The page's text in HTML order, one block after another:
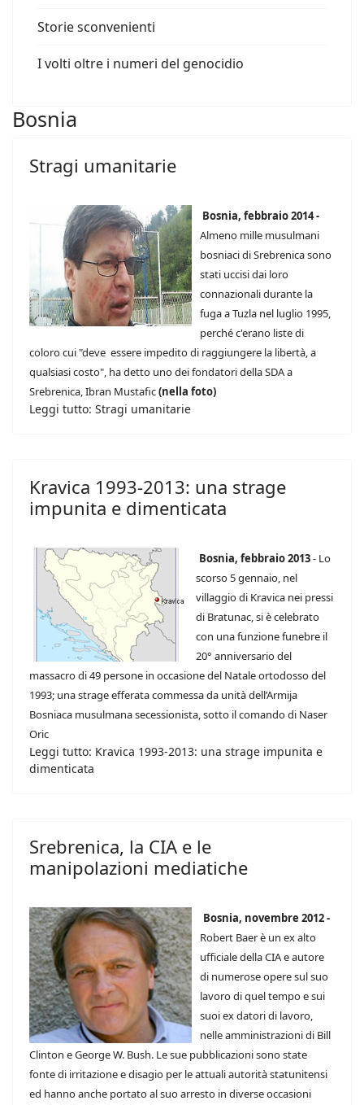
Storie sconvenienti
I volti oltre i numeri del genocidio
Bosnia
Stragi umanitarie
Bosnia, febbraio 2014 -
Almeno mille musulmani
bosniaci di Srebrenica sono
stati uccisi dai loro
connazionali durante la
fuga a Tuzla nel luglio 1995,
perché c'erano liste di
coloro cui "deve essere impedito di raggiungere la libertà, a
qualsiasi costo", ha detto uno dei fondatori della SDA a
Srebrenica, Ibran Mustafic(nella foto)
Leggi tutto: Stragi umanitarie
Kravica 1993-2013: una strage
impunita e dimenticata
Bosnia, febbraio 2013- Lo
scorso 5 gennaio, nel
villaggio di Kravica nei pressi
di Bratunac, si è celebrato
con una funzione funebre il
20° anniversario del
massacro di 49 persone in occasione del Natale ortodosso del
1993; una strage efferata commessa da unità dell’Armija
Bosniaca musulmana secessionista, sotto il comando di Naser
Oric
Leggi tutto: Kravica 1993-2013: una strage impunita e
dimenticata
Srebrenica, la CIA e le
manipolazioni mediatiche
Bosnia, novembre 2012 -
Robert Baer è un ex alto
ufficiale della CIA e autore
di numerose opere sul suo
lavoro di quel tempo e sui
suoi ex datori di lavoro,
nelle amministrazioni di Bill
Clinton e George W. Bush. Le sue pubblicazioni sono state
fonte di irritazione e disagio per le attuali autorità statunitensi
ed hanno anche portato al suo arresto in diverse occasioni